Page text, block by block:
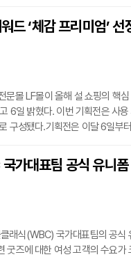
가로 책정했다.브랜드의 첫 상품
트, 팬츠 세트, 패딩 재킷 등 총
드 ‘체감 프리미엄’ 선
몰 LF몰이 올해 설 쇼핑의 핵심
6일 밝혔다. 이번 기획전은 사
구성됐다.기획전은 이달 6일부
라이프스타일에 맞춘 맞춤형 큐
비롯해 고기능 홈케어 제품 등이
가대표팀 공식 유니폼
래식(WBC) 국가대표팀의 공식
굿즈에 대한 여성 고객의 수요가